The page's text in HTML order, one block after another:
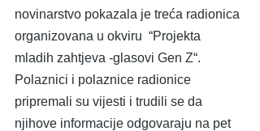
novinarstvo pokazala je treća radionica
organizovana u okviru  “Projekta
mladih zahtjeva -glasovi Gen Z“.
Polaznici i polaznice radionice
pripremali su vijesti i trudili se da
njihove informacije odgovaraju na pet